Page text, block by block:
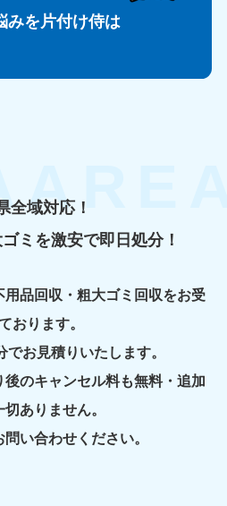
みを片付け侍は
全域対応！
ミを激安で即日処分！
用品回収・粗大ゴミ回収をお受
おります。
お見積りいたします。
のキャンセル料も無料・追加
ありません。
い合わせください。